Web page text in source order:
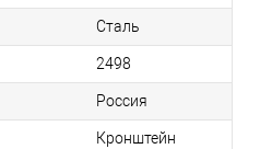
Сталь
2498
Россия
Кронштейн